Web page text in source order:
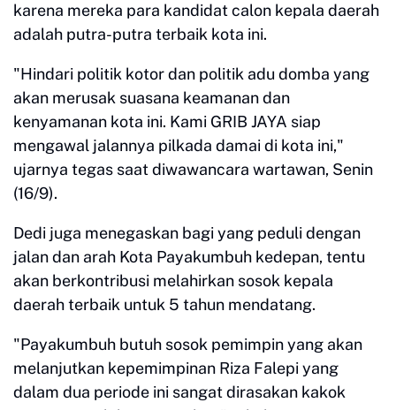
karena mereka para kandidat calon kepala daerah
adalah putra-putra terbaik kota ini.
"Hindari politik kotor dan politik adu domba yang
akan merusak suasana keamanan dan
kenyamanan kota ini. Kami GRIB JAYA siap
mengawal jalannya pilkada damai di kota ini,"
ujarnya tegas saat diwawancara wartawan, Senin
(16/9).
Dedi juga menegaskan bagi yang peduli dengan
jalan dan arah Kota Payakumbuh kedepan, tentu
akan berkontribusi melahirkan sosok kepala
daerah terbaik untuk 5 tahun mendatang.
"Payakumbuh butuh sosok pemimpin yang akan
melanjutkan kepemimpinan Riza Falepi yang
dalam dua periode ini sangat dirasakan kakok